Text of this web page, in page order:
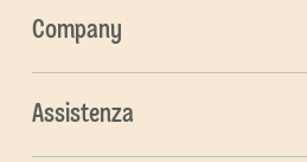
Company
Assistenza